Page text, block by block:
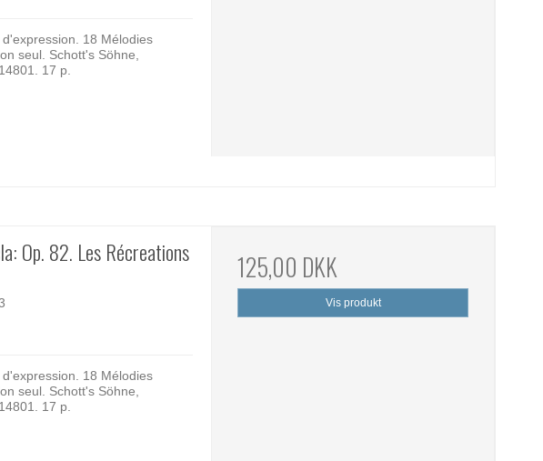
18 Mélodies
seul. Schott's Söhne,
17 p.
Op. 82. Les Récreations
18 Mélodies
seul. Schott's Söhne,
17 p.
125,00 DKK
Vis produkt